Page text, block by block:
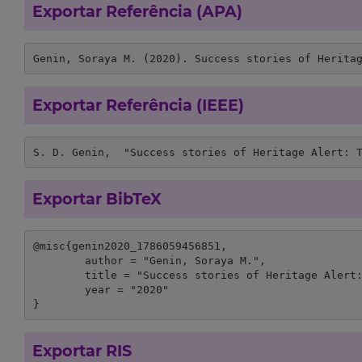
Exportar Referência (APA)
Genin, Soraya M. (2020). Success stories of
Exportar Referência (IEEE)
S. D. Genin,  "Success stories of Heritage Alert:
Exportar BibTeX
@misc{genin2020_1786059456851,
}
Exportar RIS